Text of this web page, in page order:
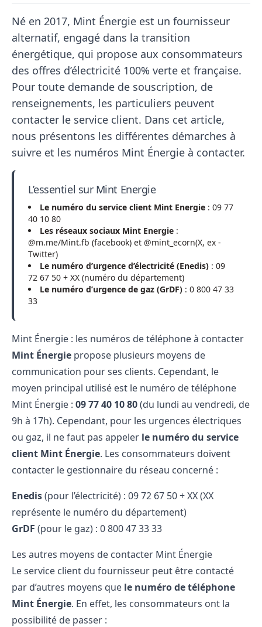
Né en 2017, Mint Énergie est un fournisseur
alternatif, engagé dans la transition
énergétique, qui propose aux consommateurs
des offres d’électricité 100% verte et française.
Pour toute demande de souscription, de
renseignements, les particuliers peuvent
contacter le service client. Dans cet article,
nous présentons les différentes démarches à
suivre et les numéros Mint Énergie à contacter.
L’essentiel sur Mint Energie
Le numéro du service client Mint Energie : 09 77
40 10 80
Les réseaux sociaux Mint Energie :
@m.me/Mint.fb (facebook) et @mint_ecorn(X, ex -
Twitter)
Le numéro d’urgence d’électricité (Enedis) : 09
72 67 50 + XX (numéro du département)
Le numéro d’urgence de gaz (GrDF) : 0 800 47 33
33
Mint Énergie : les numéros de téléphone à contacter
Mint Énergie propose plusieurs moyens de
communication pour ses clients. Cependant, le
moyen principal utilisé est le numéro de téléphone
Mint Énergie : 09 77 40 10 80(du lundi au vendredi, de
9h à 17h). Cependant, pour les urgences électriques
ou gaz, il ne faut pas appeler le numéro du service
client Mint Énergie. Les consommateurs doivent
contacter le gestionnaire du réseau concerné :
Enedis(pour l’électricité) : 09 72 67 50 + XX (XX
représente le numéro du département)
GrDF (pour le gaz) : 0 800 47 33 33
Les autres moyens de contacter Mint Énergie
Le service client du fournisseur peut être contacté
par d’autres moyens que le numéro de téléphone
Mint Énergie. En effet, les consommateurs ont la
possibilité de passer :